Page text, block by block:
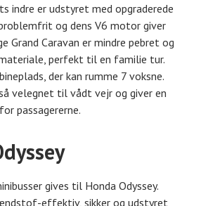
indre er udstyret med opgraderede
og dens V6 motor giver
Grand Caravan er mindre pebret og
perfekt til en familie tur.
der kan rumme 7 voksne.
velegnet til vådt vejr og giver en
passagererne.
gives til Honda Odyssey.
effektiv, sikker og udstyret